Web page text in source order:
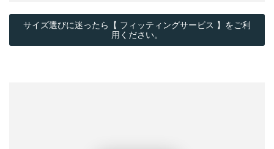
サイズ選びに迷ったら【 フィッティングサービス 】をご利
用ください。